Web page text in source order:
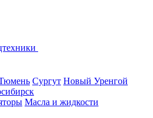
Сургут Новый Уренгой
Масла и жидкости